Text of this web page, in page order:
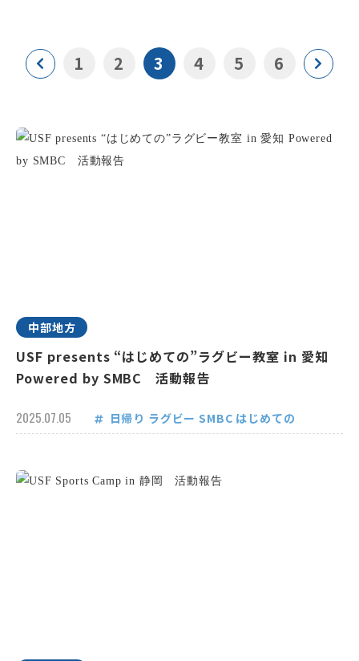
1 2 3 4 5 6
中部地方
USF presents “はじめての”ラグビー教室 in 愛知
Powered by SMBC 活動報告
2025.07.05 日帰り ラグビー SMBC はじめての